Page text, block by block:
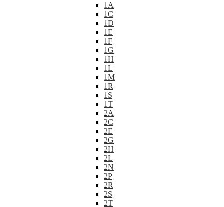
1A
1C
1D
1E
1F
1G
1H
1L
1M
1R
1S
1T
2A
2C
2E
2G
2H
2L
2N
2P
2R
2S
2T